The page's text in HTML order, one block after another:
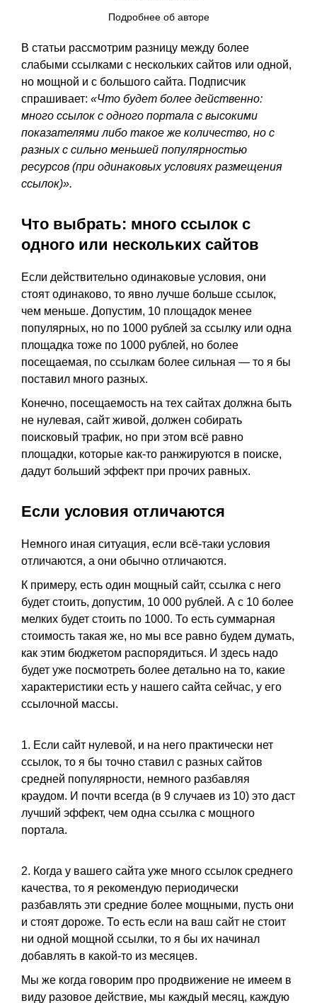
Подробнее об авторе
В статьи рассмотрим разницу между более
слабыми ссылками с нескольких сайтов или одной,
но мощной и с большого сайта. Подписчик
спрашивает: «Что будет более действенно:
много ссылок с одного портала с высокими
показателями либо такое же количество, но с
разных с сильно меньшей популярностью
ресурсов (при одинаковых условиях размещения
ссылок)».
Что выбрать: много ссылок с
одного или нескольких сайтов
Если действительно одинаковые условия, они
стоят одинаково, то явно лучше больше ссылок,
чем меньше. Допустим, 10 площадок менее
популярных, но по 1000 рублей за ссылку или одна
площадка тоже по 1000 рублей, но более
посещаемая, по ссылкам более сильная — то я бы
поставил много разных.
Конечно, посещаемость на тех сайтах должна быть
не нулевая, сайт живой, должен собирать
поисковый трафик, но при этом всё равно
площадки, которые как-то ранжируются в поиске,
дадут больший эффект при прочих равных.
Если условия отличаются
Немного иная ситуация, если всё-таки условия
отличаются, а они обычно отличаются.
К примеру, есть один мощный сайт, ссылка с него
будет стоить, допустим, 10 000 рублей. А с 10 более
мелких будет стоить по 1000. То есть суммарная
стоимость такая же, но мы все равно будем думать,
как этим бюджетом распорядиться. И здесь надо
будет уже посмотреть более детально на то, какие
характеристики есть у нашего сайта сейчас, у его
ссылочной массы.
1. Если сайт нулевой, и на него практически нет
ссылок, то я бы точно ставил с разных сайтов
средней популярности, немного разбавляя
краудом. И почти всегда (в 9 случаев из 10) это даст
лучший эффект, чем одна ссылка с мощного
портала.
2. Когда у вашего сайта уже много ссылок среднего
качества, то я рекомендую периодически
разбавлять эти средние более мощными, пусть они
и стоят дороже. То есть если на ваш сайт не стоит
ни одной мощной ссылки, то я бы их начинал
добавлять в какой-то из месяцев.
Мы же когда говорим про продвижение не имеем в
виду разовое действие, мы каждый месяц, каждую